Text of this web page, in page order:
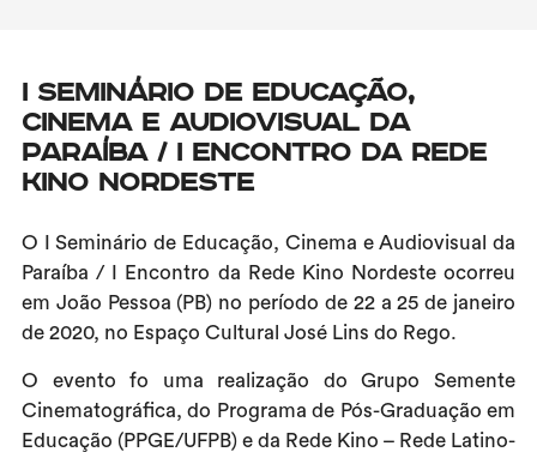
I Seminário de Educação,
Cinema e Audiovisual da
Paraíba / I Encontro da Rede
Kino Nordeste
O I Seminário de Educação, Cinema e Audiovisual da
Paraíba / I Encontro da Rede Kino Nordeste ocorreu
em João Pessoa (PB) no período de 22 a 25 de janeiro
de 2020, no Espaço Cultural José Lins do Rego.
O evento fo uma realização do Grupo Semente
Cinematográfica, do Programa de Pós-Graduação em
Educação (PPGE/UFPB) e da Rede Kino – Rede Latino-